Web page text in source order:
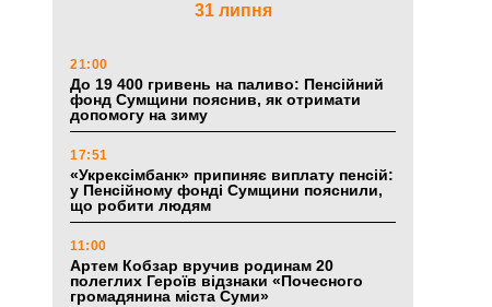
31 липня
21:00
До 19 400 гривень на паливо: Пенсійний
фонд Сумщини пояснив, як отримати
допомогу на зиму
17:51
«Укрексімбанк» припиняє виплату пенсій:
у Пенсійному фонді Сумщини пояснили,
що робити людям
11:00
Артем Кобзар вручив родинам 20
полеглих Героїв відзнаки «Почесного
громадянина міста Суми»